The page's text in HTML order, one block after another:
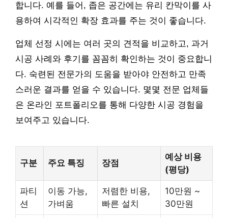
합니다. 예를 들어, 좁은 공간에는 유리 칸막이를 사
용하여 시각적인 확장 효과를 주는 것이 좋습니다.
업체 선정 시에는 여러 곳의 견적을 비교하고, 과거
시공 사례와 후기를 꼼꼼히 확인하는 것이 중요합니
다. 숙련된 전문가의 도움을 받아야 안전하고 만족
스러운 결과를 얻을 수 있습니다. 몇몇 전문 업체들
은 온라인 포트폴리오를 통해 다양한 시공 경험을
보여주고 있습니다.
구분 주요 특징 장점
예상 비용
(평당)
파티
션
이동 가능,
가벼움
저렴한 비용,
빠른 설치
10만원 ~
30만원